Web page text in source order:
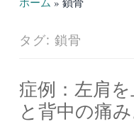
タグ: 鎖骨
症例：左肩
と背中の痛み